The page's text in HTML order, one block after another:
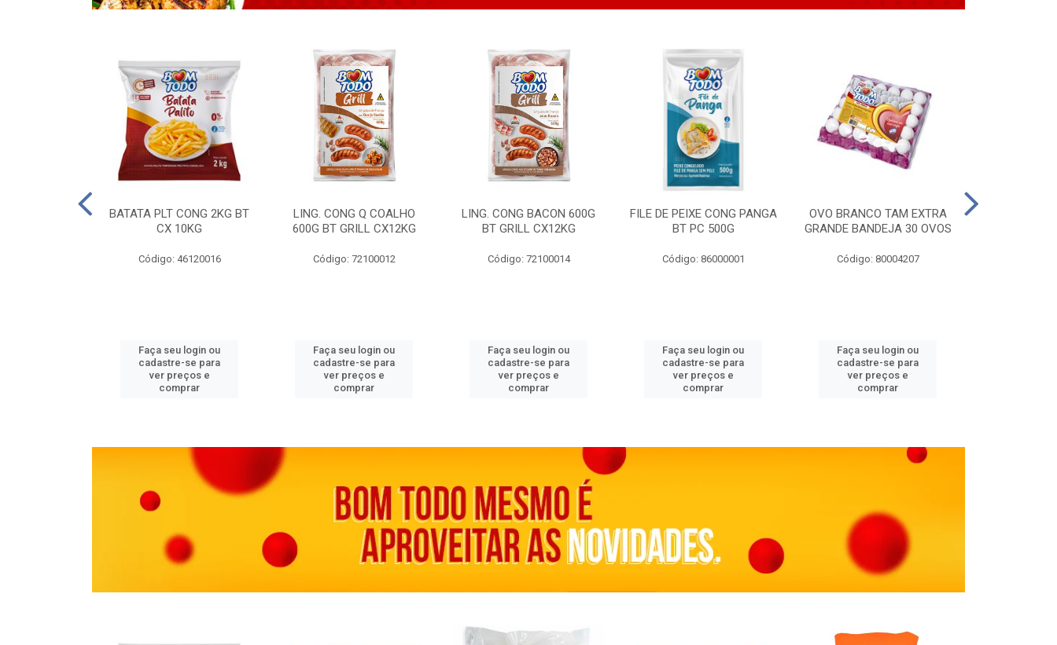
BATATA PLT CONG 2KG BT
CX 10KG
Código: 46120016
Faça seu login ou
cadastre-se para
ver preços e
comprar
LING. CONG Q COALHO
600G BT GRILL CX12KG
Código: 72100012
Faça seu login ou
cadastre-se para
ver preços e
comprar
LING. CONG BACON 600G
BT GRILL CX12KG
Código: 72100014
Faça seu login ou
cadastre-se para
ver preços e
comprar
FILE DE PEIXE CONG PANGA
BT PC 500G
Código: 86000001
Faça seu login ou
cadastre-se para
ver preços e
comprar
OVO BRANCO TAM EXTRA
GRANDE BANDEJA 30 OVOS
Código: 80004207
Faça seu login ou
cadastre-se para
ver preços e
comprar